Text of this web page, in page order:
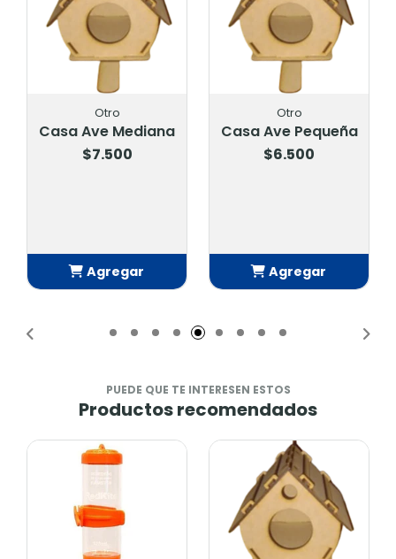
Otro
Casa Ave Mediana
$7.500
Agregar
Otro
Casa Ave Pequeña
$6.500
Agregar
PUEDE QUE TE INTERESEN ESTOS
Productos recomendados